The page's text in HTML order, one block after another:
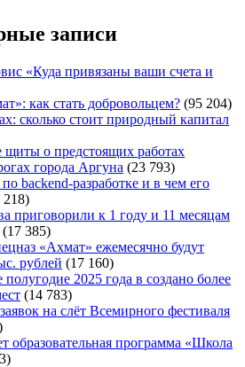
записи
«Куда привязаны ваши счета и
как стать добровольцем? (95 204)
сколько стоит природный капитал
о предстоящих работах
города Аргуна (23 793)
backend-разработке и в чем его
218)
приговорили к 1 году и 11 месяцам
(17 385)
«Ахмат» ежемесячно будут
рублей (17 160)
2025 года в создано более
(14 783)
на слёт Всемирного фестиваля
образовательная программа «Школа